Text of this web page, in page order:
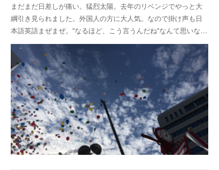
まだまだ日差しが痛い。猛烈太陽。去年のリベンジでやっと大
綱引き見られました。外国人の方に大人気。なので掛け声も日
本語英語まぜまぜ。"なるほど、こう言うんだね"なんて思いな…